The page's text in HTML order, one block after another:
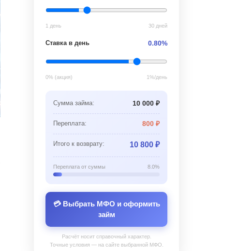
1 день 30 дней
Ставка в день 0.80%
0% (акция) 1%/день
Сумма займа: 10 000 ₽
Переплата: 800 ₽
Итого к возврату: 10 800 ₽
Переплата от суммы 8.0%
💳 Выбрать МФО и оформить
займ
Расчёт носит справочный характер.
Точные условия — на сайте выбранной МФО.